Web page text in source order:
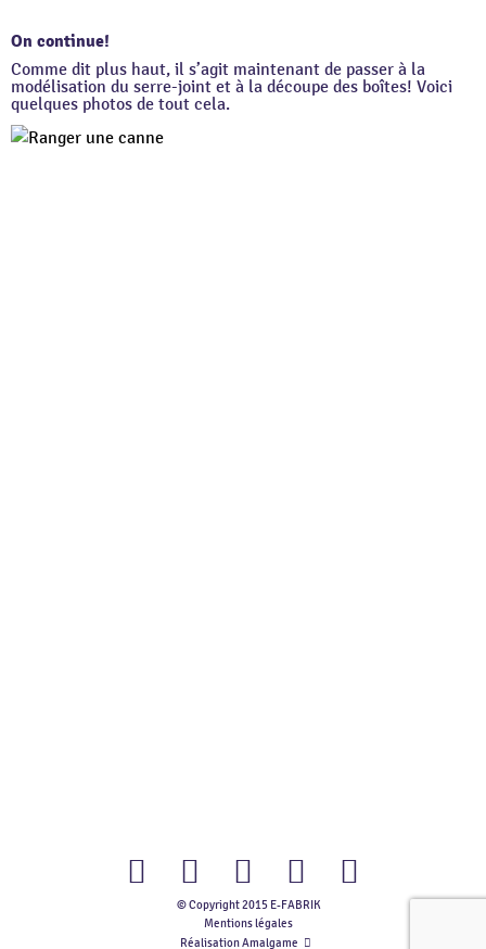
On continue!
Comme dit plus haut, il s’agit maintenant de passer à la
modélisation du serre-joint et à la découpe des boîtes! Voici
quelques photos de tout cela.
FacebookTwitterYoutubeInstagram
© Copyright 2015 E-FABRIK
Mentions légales
Réalisation Amalgame